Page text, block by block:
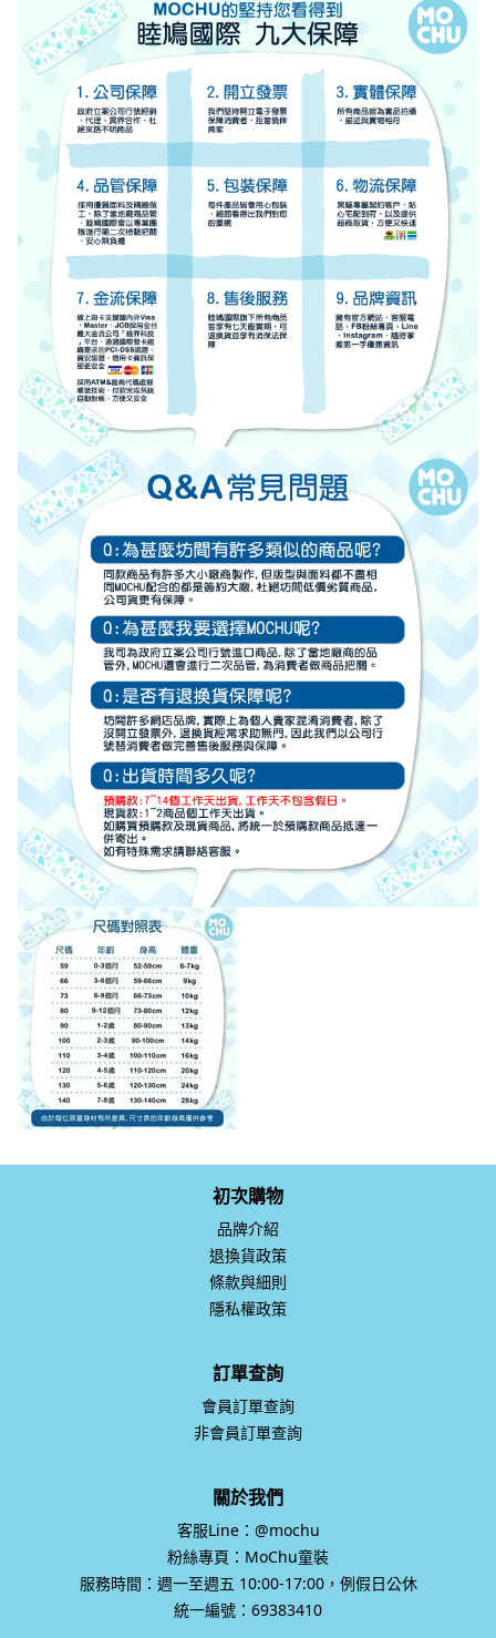
初次購物
品牌介紹
退換貨政策
條款與細則
隱私權政策
訂單查詢
會員訂單查詢
非會員訂單查詢
關於我們
客服Line：@mochu
粉絲專頁：MoChu童裝
服務時間：週一至週五 10:00-17:00，例假日公休
統一編號：69383410